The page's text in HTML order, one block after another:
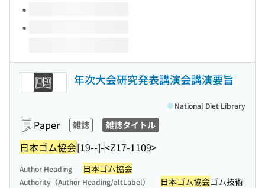
年次大会研究発表講演会講演要旨
Paper 雑誌 雑誌タイトル
日本ゴム協会[19--]-<Z17-1109>
National Diet Library
Author Heading 日本ゴム協会
Authority（Author Heading/altLabel） 日本ゴム協会ゴム技術